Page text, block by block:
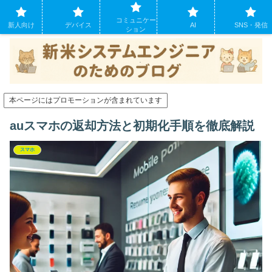
システムエンジニアになったばかりの方のために。現場でよくあるパソコンの
トラブルも
本ページにはプロモーションが含まれています
auスマホの返却方法と初期化手順を徹底解説
スマホ
新人向け デバイス
コミュニケー
ション
AI SNS・発信